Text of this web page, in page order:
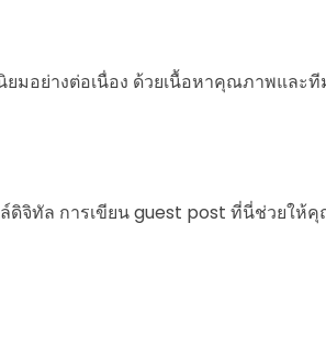
มอย่างต่อเนื่อง ด้วยเนื้อหาคุณภาพแล
จิทัล การเขียน guest post ที่นี่ช่วยให้